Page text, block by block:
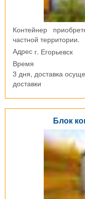
Контейнер
частной территории.
Адрес г. Егорьевск
Время
3 дня, доставка
доставки
Блок